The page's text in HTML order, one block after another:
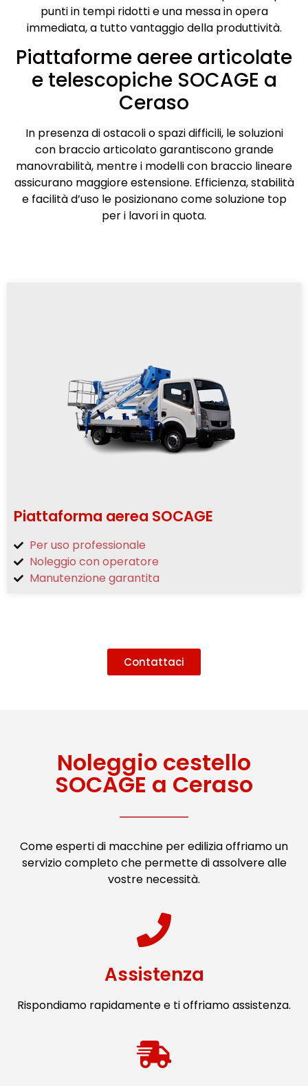
punti in tempi ridotti e una messa in opera
immediata, a tutto vantaggio della produttività.
Piattaforme aeree articolate
e telescopiche SOCAGE a
Ceraso
In presenza di ostacoli o spazi difficili, le soluzioni
con braccio articolato garantiscono grande
manovrabilità, mentre i modelli con braccio lineare
assicurano maggiore estensione. Efficienza, stabilità
e facilità d’uso le posizionano come soluzione top
per i lavori in quota.
Piattaforma aerea SOCAGE
Per uso professionale
Noleggio con operatore
Manutenzione garantita
Contattaci
Noleggio cestello
SOCAGE a Ceraso
Come esperti di macchine per edilizia offriamo un
servizio completo che permette di assolvere alle
vostre necessità.
Assistenza
Rispondiamo rapidamente e ti offriamo assistenza.